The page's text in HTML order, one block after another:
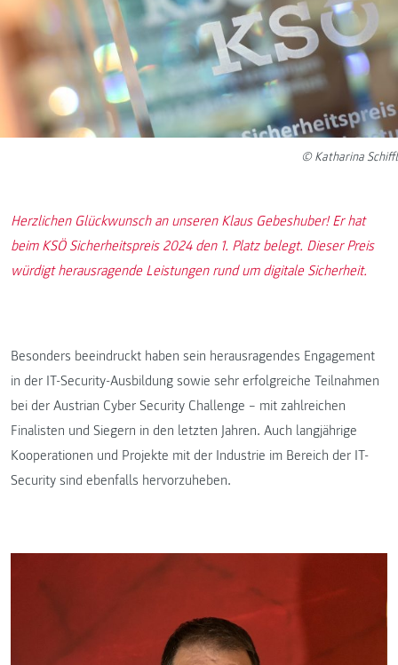
© Katharina Schiffl
Herzlichen Glückwunsch an unseren Klaus Gebeshuber! Er hat
beim KSÖ Sicherheitspreis 2024 den 1. Platz belegt. Dieser Preis
würdigt herausragende Leistungen rund um digitale Sicherheit.
Besonders beeindruckt haben sein herausragendes Engagement
in der IT-Security-Ausbildung sowie sehr erfolgreiche Teilnahmen
bei der Austrian Cyber Security Challenge – mit zahlreichen
Finalisten und Siegern in den letzten Jahren. Auch langjährige
Kooperationen und Projekte mit der Industrie im Bereich der IT-
Security sind ebenfalls hervorzuheben.